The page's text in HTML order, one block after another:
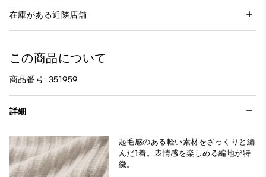
在庫がある近隣店舗
この商品について
商品番号: 351959
詳細
起毛感のある軽い素材をざっくりと編
んだ1着。表情感を楽しめる編地が特
徴。